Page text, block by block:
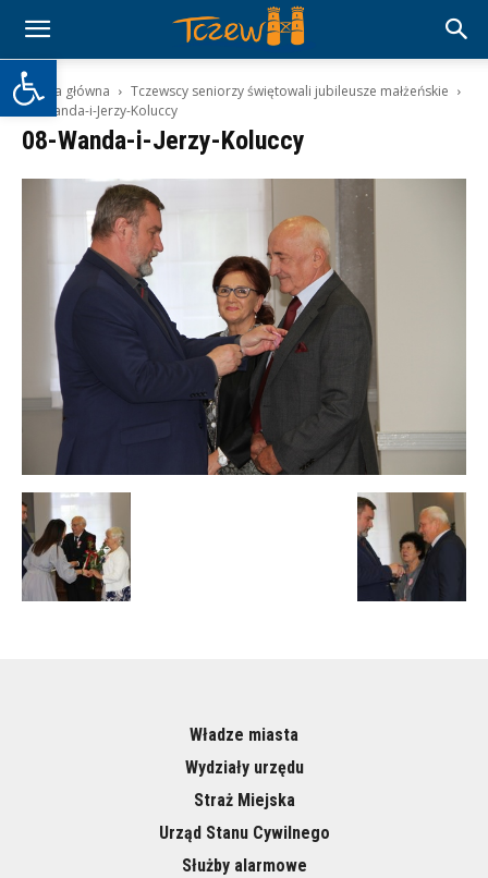
Otwórz pasek narzędzi
Strona główna
Tczewscy seniorzy świętowali jubileusze małżeńskie
08-Wanda-i-Jerzy-Koluccy
08-Wanda-i-Jerzy-Koluccy
Władze miasta
Wydziały urzędu
Straż Miejska
Urząd Stanu Cywilnego
Służby alarmowe